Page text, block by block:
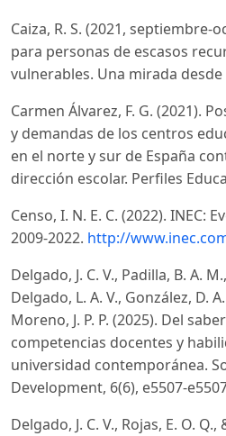
Caiza, R. S. (2021, septiembre-
para personas de escasos
vulnerables. Una mirada desde
Carmen Álvarez, F. G. (2021).
y demandas de los centros
en el norte y sur de España
dirección escolar. Perfiles
Censo, I. N. E. C. (2022). INEC:
2009-2022. http://
Delgado, J. C. V., Padilla, B. A.
Delgado, L. A. V., González, D.
Moreno, J. P. P. (2025). Del
competencias docentes y
universidad contemporánea.
Development, 6(6), e5507-
Delgado, J. C. V., Rojas, E. O.